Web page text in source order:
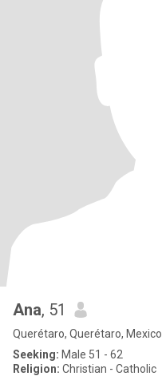
Ana, 51
Querétaro, Querétaro, Mexico
Seeking: Male 51 - 62
Religion: Christian - Catholic